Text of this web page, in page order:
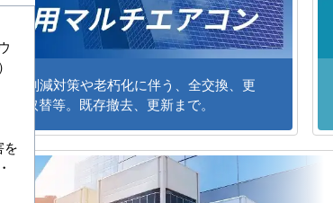
削減対策や老朽化に伴う、全交換、更
取替等。既存撤去、更新まで。
を